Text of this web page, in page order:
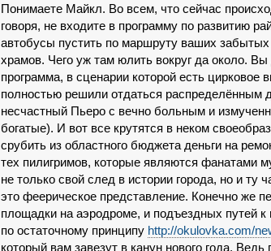
Понимаете Майкл. Во всем, что сейчас
говоря, не входите в программу по развитию
автобусы пустить по маршруту ваших
храмов. Чего уж там юлить вокруг да около.
программа, в сценарии которой есть цирковое
полностью решили отдаться распределённым
несчастный Пьеро с вечно больным и
богатые). И вот все крутятся в неком
срубить из областного бюджета деньги на
тех пилигримов, которые являются фанатами
не только свой след в истории города, но и ту
это феерическое представление. Конечно же
площадки на аэродроме, и подъездных путей
по остаточному принципу http://okulovka.com/
который вам завезут в канун нового года.